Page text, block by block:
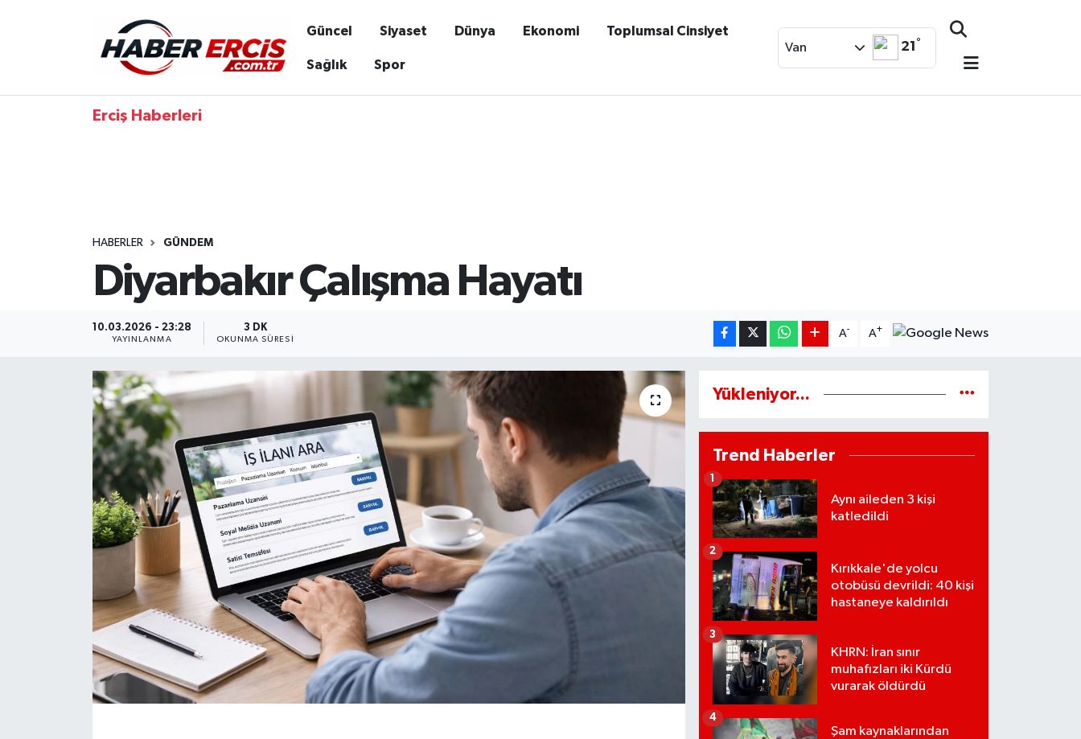
Güncel Siyaset Dünya Ekonomi Toplumsal Cinsiyet
Sağlık Spor
Van 21 °
Erciş Haberleri
HABERLER GÜNDEM
Diyarbakır Çalışma Hayatı
10.03.2026 - 23:28
YAYINLANMA
3 DK
OKUNMA SÜRESI
A- A+
Yükleniyor...
Trend Haberler
Aynı aileden 3 kişi
katledildi
1
Kırıkkale'de yolcu
otobüsü devrildi: 40 kişi
hastaneye kaldırıldı
2
KHRN: İran sınır
muhafızları iki Kürdü
vurarak öldürdü
3
Şam kaynaklarından
4